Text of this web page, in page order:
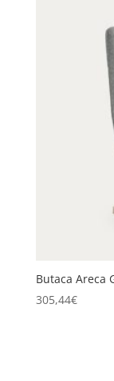
Butaca Areca
305,44€